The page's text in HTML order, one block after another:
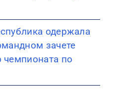
одержала
зачете
чемпионата по